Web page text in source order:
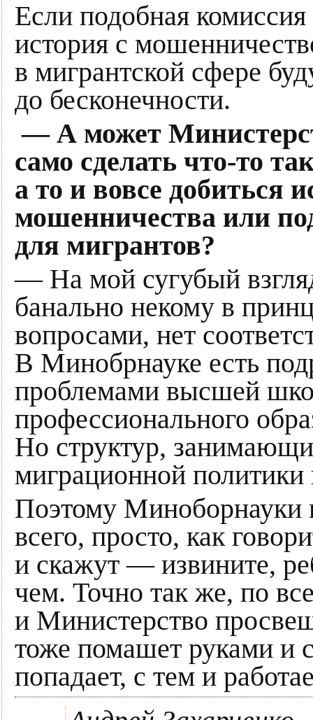
Если подобная
история с
в мигрантской сфере
до бесконечности.
— А может
само сделать что-то
а то и вовсе добиться
мошенничества или
для мигрантов?
— На мой сугубый
банально некому в
вопросами, нет
В Минобрнауке есть
проблемами высшей
профессионального
Но структур,
миграционной политики
Поэтому Миноборнауки
всего, просто, как
и скажут — извините,
чем. Точно так же, по
и Министерство
тоже помашет руками и
попадает, с тем и